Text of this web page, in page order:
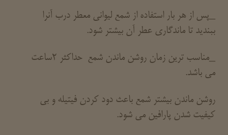
_پس از هر بار استفاده از شمع لیوانی معطر درب آنرا
ببندید تا ماندگاری عطر آن بیشتر شود.
_مناسب ترین زمان روشن ماندن شمع حداکثر 2ساعت
می باشد.
روشن ماندن بیشتر شمع باعث دود کردن فیتیله و بی
کیفیت شدن پارافین می شود.